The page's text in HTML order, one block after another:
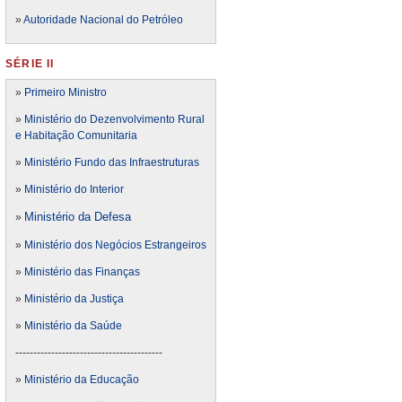
» Autoridade Nacional do Petróleo
SÉRIE II
» Primeiro Ministro
» Ministério do Dezenvolvimento Rural
e Habitação Comunitaria
» Ministério Fundo das Infraestruturas
» Ministério do Interior
» Ministério da Defesa
» Ministério dos Negócios Estrangeiros
» Ministério das Finanças
» Ministério da Justiça
» Ministério da Saúde
-----------------------------------------
» Ministério da Educação